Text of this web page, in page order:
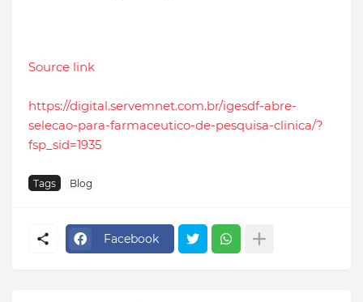
Source link
https://digital.servemnet.com.br/igesdf-abre-
selecao-para-farmaceutico-de-pesquisa-clinica/?
fsp_sid=1935
Tags Blog
Facebook